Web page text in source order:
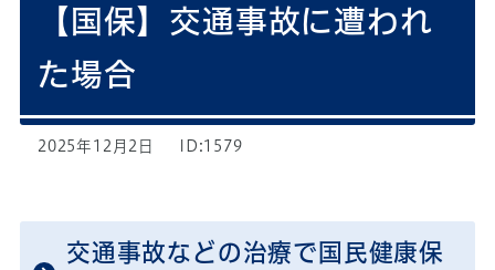
【国保】交通事故に遭われ
た場合
2025年12月2日 ID:1579
交通事故などの治療で国民健康保